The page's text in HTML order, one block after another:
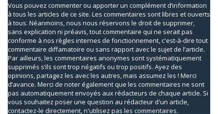
Vous pouvez commenter ou apporter un complément d’information
à tous les articles de ce site. Les commentaires sont libres et ouverts
à tous. Néanmoins, nous nous réservons le droit de supprimer,
sans explication ni préavis, tout commentaire qui ne serait pas
conforme à nos règles internes de fonctionnement, c'est-à-dire tout
commentaire diffamatoire ou sans rapport avec le sujet de l’article.
Par ailleurs, les commentaires anonymes sont systématiquement
supprimés s’ils sont trop négatifs ou trop positifs. Ayez des
opinions, partagez les avec les autres, mais assumez les ! Merci
d’avance. Merci de noter également que les commentaires ne sont
pas automatiquement envoyés aux rédacteurs de chaque article. Si
vous souhaitez poser une question au rédacteur d'un article,
contactez-le directement, n'utilisez pas les commentaires.